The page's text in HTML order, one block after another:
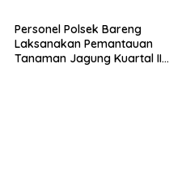
Personel Polsek Bareng
Laksanakan Pemantauan
Tanaman Jagung Kuartal II